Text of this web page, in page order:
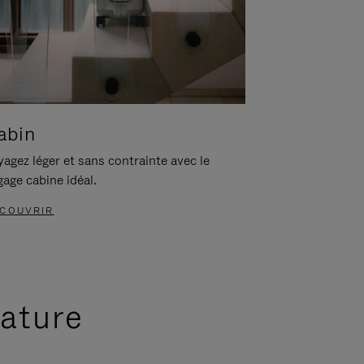
léger et sans contrainte avec le
cabine idéal.